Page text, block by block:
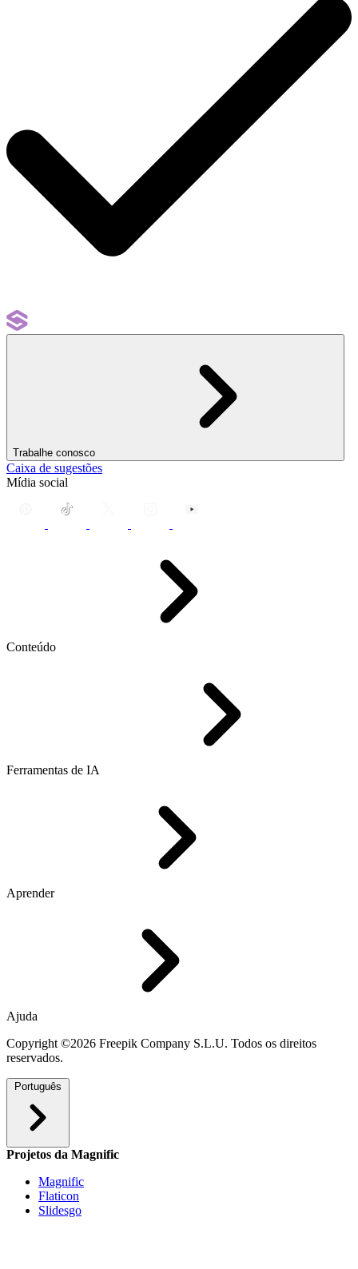
Trabalhe conosco
Caixa de sugestões
Mídia social
Conteúdo
Ferramentas de IA
Aprender
Ajuda
Copyright ©2026 Freepik Company S.L.U. Todos os direitos
reservados.
Português
Projetos da Magnific
Magnific
Flaticon
Slidesgo